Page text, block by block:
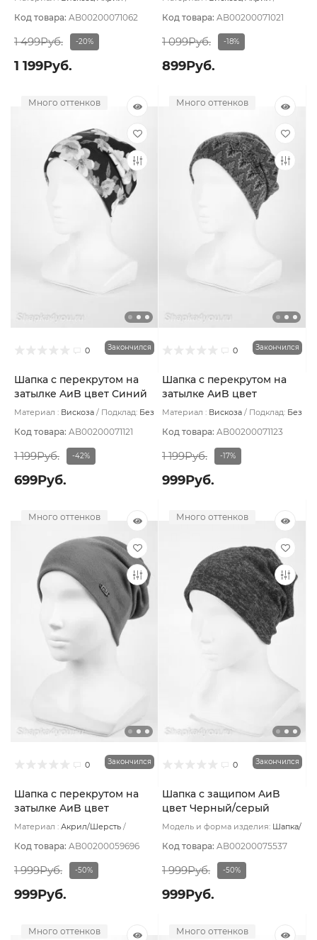
Код товара: AB00200071062
1 499Руб. -20%
1 199Руб.
Код товара: AB00200071021
1 099Руб. -18%
899Руб.
Много оттенков
0 Закончился
Шапка с перекрутом на
затылке AиB цвет Синий
тёмный/кремовый
Материал : Вискоза Подклад: Без
Код товара: AB00200071121
1 199Руб. -42%
699Руб.
Много оттенков
0 Закончился
Шапка с перекрутом на
затылке AиB цвет
Коричневый/
Материал : Вискоза Подклад: Без
Код товара: AB00200071123
1 199Руб. -17%
999Руб.
Много оттенков
0 Закончился
Шапка с перекрутом на
затылке AиB цвет
Капучино
Материал : Акрил/Шерсть
Код товара: AB00200059696
1 999Руб. -50%
999Руб.
Много оттенков
0 Закончился
Шапка с защипом AиB
цвет Черный/серый
Модель и форма изделия: Шапка/
Черный
Код товара: AB00200075537
1 999Руб. -50%
999Руб.
Много оттенков Много оттенков